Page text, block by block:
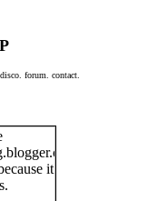
forum. contact.